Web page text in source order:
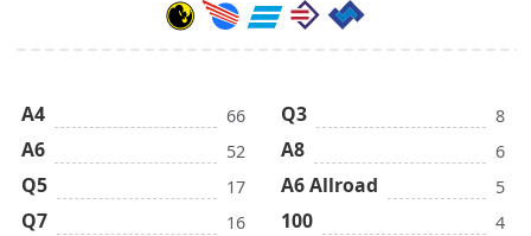
A4 66
A6 52
Q5 17
Q7 16
Q3 8
A8 6
A6 Allroad 5
100 4